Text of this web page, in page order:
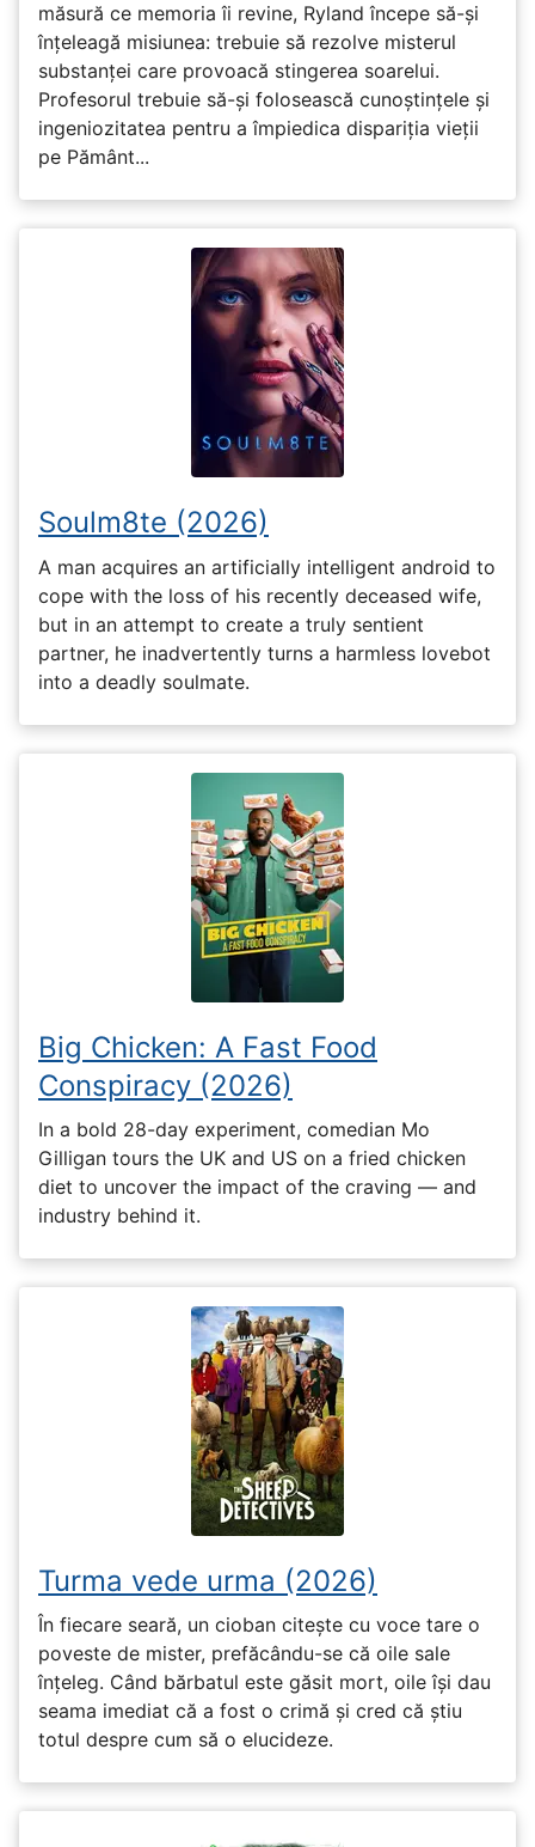
măsură ce memoria îi revine, Ryland începe să-și
înțeleagă misiunea: trebuie să rezolve misterul
substanței care provoacă stingerea soarelui.
Profesorul trebuie să-și folosească cunoștințele și
ingeniozitatea pentru a împiedica dispariția vieții
pe Pământ...
Soulm8te (2026)
A man acquires an artificially intelligent android to
cope with the loss of his recently deceased wife,
but in an attempt to create a truly sentient
partner, he inadvertently turns a harmless lovebot
into a deadly soulmate.
Big Chicken: A Fast Food
Conspiracy (2026)
In a bold 28-day experiment, comedian Mo
Gilligan tours the UK and US on a fried chicken
diet to uncover the impact of the craving — and
industry behind it.
Turma vede urma (2026)
În fiecare seară, un cioban citește cu voce tare o
poveste de mister, prefăcându-se că oile sale
înțeleg. Când bărbatul este găsit mort, oile își dau
seama imediat că a fost o crimă și cred că știu
totul despre cum să o elucideze.